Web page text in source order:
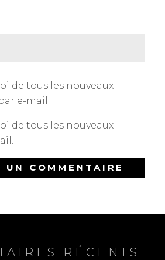
de tous les nouveaux
e-mail.
de tous les nouveaux
RÉCENTS